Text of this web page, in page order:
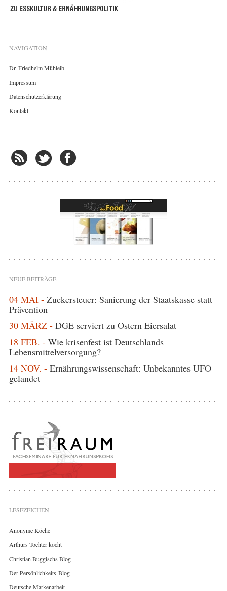
NAVIGATION
Dr. Friedhelm Mühleib
Impressum
Datenschutzerklärung
Kontakt
NEUE BEITRÄGE
04 MAI - Zuckersteuer: Sanierung der Staatskasse statt
Prävention
30 MÄRZ - DGE serviert zu Ostern Eiersalat
18 FEB. - Wie krisenfest ist Deutschlands
Lebensmittelversorgung?
14 NOV. - Ernährungswissenschaft: Unbekanntes UFO
gelandet
LESEZEICHEN
Anonyme Köche
Arthurs Tochter kocht
Christian Buggischs Blog
Der Persönlichkeits-Blog
Deutsche Markenarbeit